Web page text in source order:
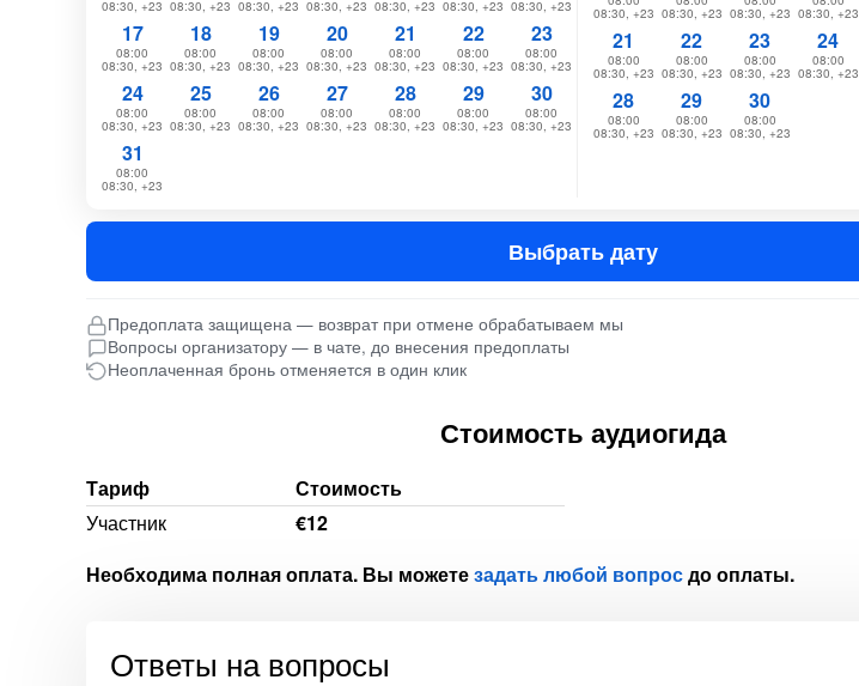
08:30, +23 08:30, +23 08:30, +23 08:30, +23 08:30, +23 08:30, +23 08:30, +23
17
08:00
08:30, +23
18
08:00
08:30, +23
19
08:00
08:30, +23
20
08:00
08:30, +23
21
08:00
08:30, +23
22
08:00
08:30, +23
23
08:00
08:30, +23
24
08:00
08:30, +23
25
08:00
08:30, +23
26
08:00
08:30, +23
27
08:00
08:30, +23
28
08:00
08:30, +23
29
08:00
08:30, +23
30
08:00
08:30, +23
31
08:00
08:30, +23
08:30, +23 08:30, +23 08:30, +23 08:30, +23
21
08:00
08:30, +23
22
08:00
08:30, +23
23
08:00
08:30, +23
24
08:00
08:30, +23
28
08:00
08:30, +23
29
08:00
08:30, +23
30
08:00
08:30, +23
Выбрать дату
Предоплата защищена — возврат при отмене обрабатываем мы
Вопросы организатору — в чате, до внесения предоплаты
Неоплаченная бронь отменяется в один клик
Стоимость аудиогида
Тариф
Стоимость
Участник
€12
Необходима полная оплата. Вы можетезадать любой вопросдо оплаты.
Ответы на вопросы